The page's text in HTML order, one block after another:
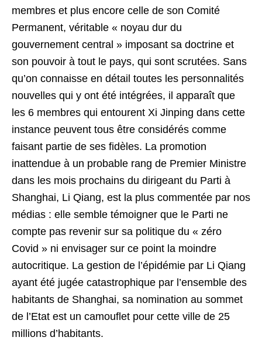
membres et plus encore celle de son Comité
Permanent, véritable « noyau dur du
gouvernement central » imposant sa doctrine et
son pouvoir à tout le pays, qui sont scrutées. Sans
qu’on connaisse en détail toutes les personnalités
nouvelles qui y ont été intégrées, il apparaît que
les 6 membres qui entourent Xi Jinping dans cette
instance peuvent tous être considérés comme
faisant partie de ses fidèles. La promotion
inattendue à un probable rang de Premier Ministre
dans les mois prochains du dirigeant du Parti à
Shanghai, Li Qiang, est la plus commentée par nos
médias : elle semble témoigner que le Parti ne
compte pas revenir sur sa politique du « zéro
Covid » ni envisager sur ce point la moindre
autocritique. La gestion de l’épidémie par Li Qiang
ayant été jugée catastrophique par l’ensemble des
habitants de Shanghai, sa nomination au sommet
de l’Etat est un camouflet pour cette ville de 25
millions d’habitants.